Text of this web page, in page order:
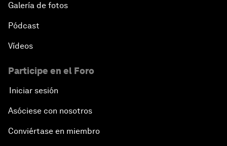
Galería de fotos
Pódcast
Vídeos
Participe en el Foro
Iniciar sesión
Asóciese con nosotros
Conviértase en miembro